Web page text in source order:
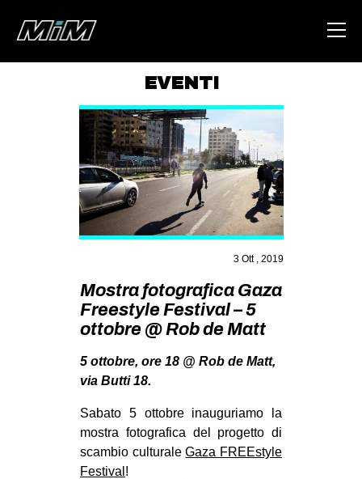
ABOUT
AREA
DEGENERAZIONE
GAZA FREESTYLE
MSM
STUDENTI TSUNAMI
ZAM
MILANO
SPAZI
SPORT POPOLARE
EVENTI
3 Ott , 2019
Mostra fotografica Gaza
Freestyle Festival – 5
ottobre @ Rob de Matt
5 ottobre, ore 18 @ Rob de Matt,
via Butti 18.
Sabato 5 ottobre inauguriamo la
mostra fotografica del progetto di
scambio culturaleGaza FREEstyle
Festival !